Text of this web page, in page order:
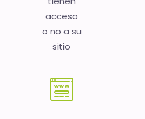
acceso
o no a su
sitio